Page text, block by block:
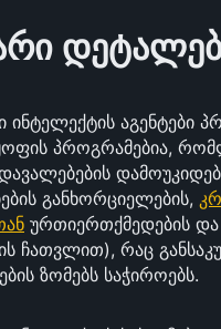
ინტელექტის აგენტები
პროგრამებია,
განხორციელების,
ურთიერთქმედების
ჩათვლით), რაც
ზომებს საჭიროებს.